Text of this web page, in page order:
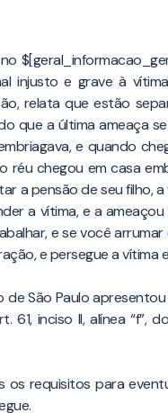
injusto e grave à
relata que estão
que a última ameaça
e quando
chegou em casa
a pensão de seu filho,
a vítima, e a
e se você
e persegue a vítima
de São Paulo
inciso II, alínea “f”,
requisitos para